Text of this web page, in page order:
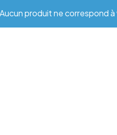
Aucun produit ne correspond